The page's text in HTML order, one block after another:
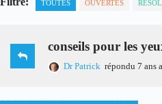
TOUTES OUVERTES
conseils pour les
Dr Patrick répondu 7 ans